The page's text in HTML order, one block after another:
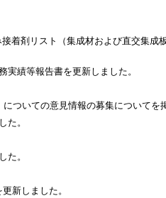
着剤リスト（集成材および直交集成
績等報告書を更新しました。
ついての意見情報の募集についてを
た。
た。
新しました。